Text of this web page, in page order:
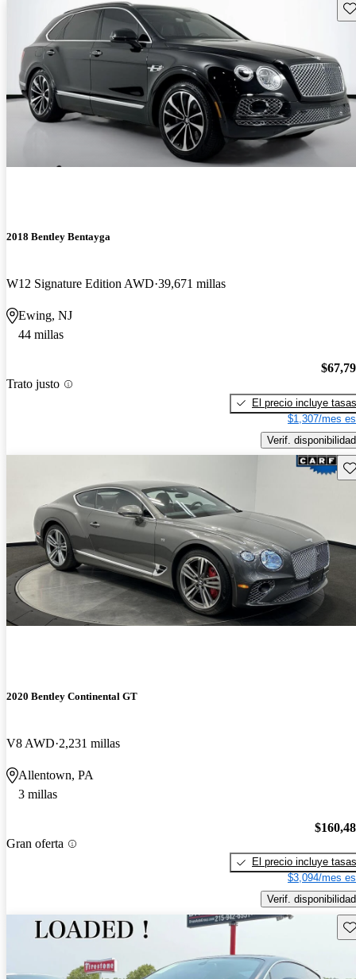
2018 Bentley Bentayga
W12 Signature Edition AWD 39,671 millas
Ewing, NJ
44 millas
Trato justo
El precio incluye tasas
$1,307/mes
Verif. disponibilidad
2020 Bentley Continental GT
V8 AWD 2,231 millas
Allentown, PA
3 millas
Gran oferta
El precio incluye tasas
$3,094/mes
Verif. disponibilidad